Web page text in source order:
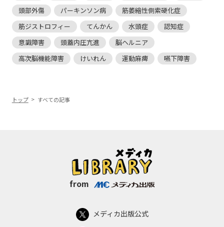
頭部外傷
パーキンソン病
筋萎縮性側索硬化症
筋ジストロフィー
てんかん 水頭症
認知症
意識障害
頭蓋内圧亢進
脳ヘルニア
高次脳機能障害
けいれん 運動麻痺 嚥下障害
トップ すべての記事
from
メディカ出版公式